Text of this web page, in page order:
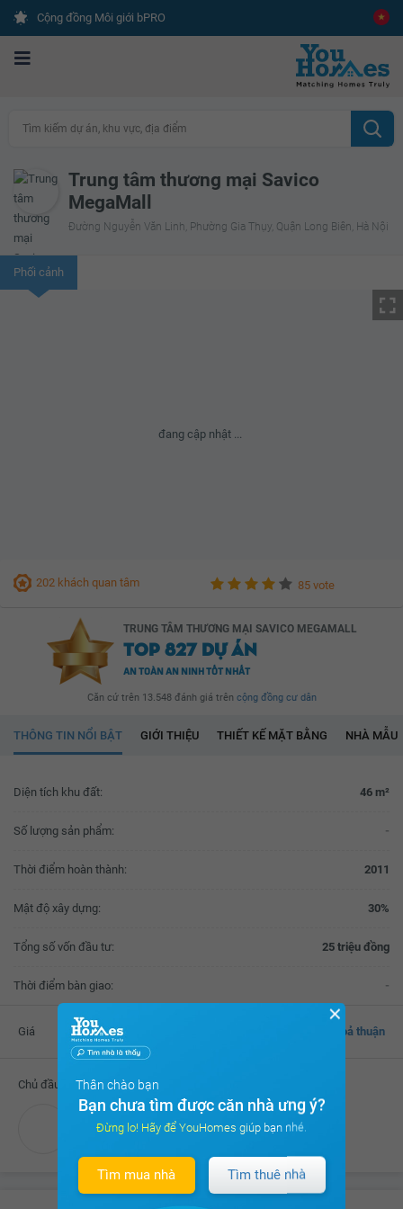
Cộng đồng Môi giới bPRO
Tìm kiếm dự án, khu vực, địa điểm
Trung tâm thương mại Savico
MegaMall
Đường Nguyễn Văn Linh, Phường Gia Thụy, Quận Long Biên, Hà Nội
Phối cảnh
đang cập nhật ...
202 khách quan tâm 85 vote
TRUNG TÂM THƯƠNG MẠI SAVICO MEGAMALL
TOP 827 DỰ ÁN
AN TOÀN AN NINH TỐT NHẤT
Căn cứ trên 13.548 đánh giá trên cộng đồng cư dân
THÔNG TIN NỔI BẬT GIỚI THIỆU THIẾT KẾ MẶT BẰNG NHÀ MẪU
Diện tích khu đất: 46 m²
Số lượng sản phẩm: -
Thời điểm hoàn thành: 2011
Mật độ xây dựng: 30%
Tổng số vốn đầu tư: 25 triệu đồng
Thời điểm bàn giao: -
Giá Thoả thuận
Chủ đầu tư
Công ty CP Savico – Hà Nội
✕
Thân chào bạn
Bạn chưa tìm được căn nhà ưng ý?
Đừng lo! Hãy để YouHomes giúp bạn nhé.
Tìm mua nhà Tìm thuê nhà